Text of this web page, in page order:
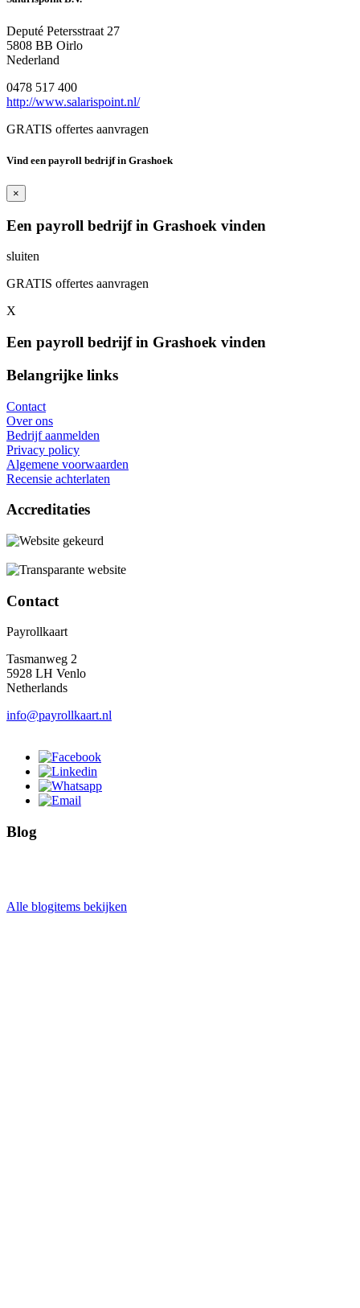
Deputé Petersstraat 27
5808 BB Oirlo
Nederland
0478 517 400
http://www.salarispoint.nl/
GRATIS offertes aanvragen
Vind een payroll bedrijf in Grashoek
×
Een payroll bedrijf in Grashoek vinden
sluiten
GRATIS offertes aanvragen
X
Een payroll bedrijf in Grashoek vinden
Belangrijke links
Contact
Over ons
Bedrijf aanmelden
Privacy policy
Algemene voorwaarden
Recensie achterlaten
Accreditaties
Contact
Payrollkaart
Tasmanweg 2
5928 LH Venlo
Netherlands
info@payrollkaart.nl
Blog
Alle blogitems bekijken